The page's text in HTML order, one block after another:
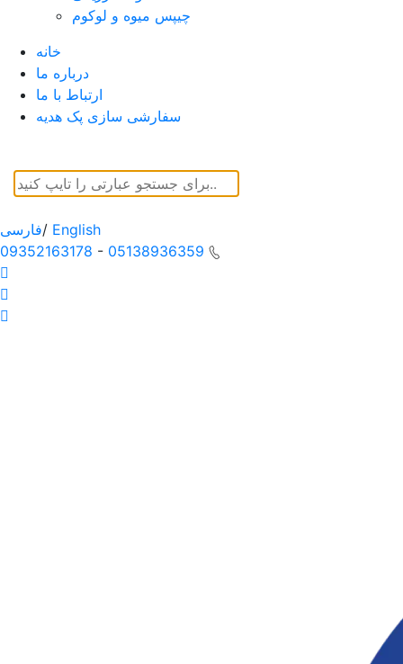
چیپس میوه و لوکوم
خانه
درباره ما
ارتباط با ما
سفارشی سازی پک هدیه
فارسی/ English
09352163178 - 05138936359